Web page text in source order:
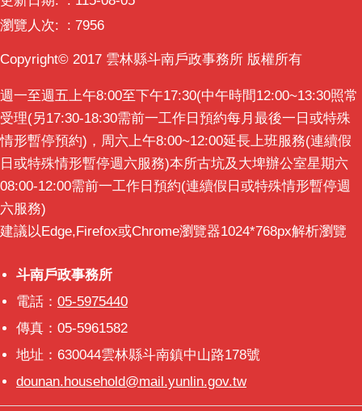
瀏覽人次:
7956
Copyright© 2017 雲林縣斗南戶政事務所 版權所有
週一至週五上午8:00至下午17:30(中午時間12:00~13:30照常
受理(另17:30-18:30需前一工作日預約每月最後一日或特殊
情形暫停預約)，周六上午8:00~12:00延長上班服務(連續假
日或特殊情形暫停週六服務)本所古坑及大埤辦公室星期六
08:00-12:00需前一工作日預約(連續假日或特殊情形暫停週
六服務)
建議以Edge,Firefox或Chrome瀏覽器1024*768px解析瀏覽
斗南戶政事務所
斗南戶政事務所
電話： 05-5975440
傳真：05-5961582
地址：630044雲林縣斗南鎮中山路178號
dounan.household@mail.yunlin.gov.tw